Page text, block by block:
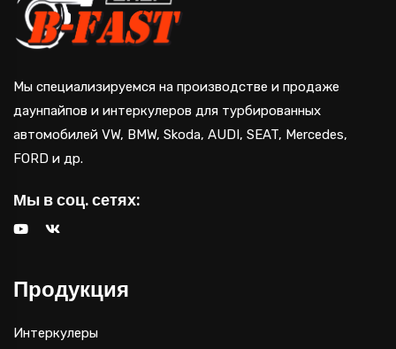
Мы специализируемся на производстве и продаже
даунпайпов и интеркулеров для турбированных
автомобилей VW, BMW, Skoda, AUDI, SEAT, Mercedes,
FORD и др.
Мы в соц. сетях:
Продукция
Интеркулеры